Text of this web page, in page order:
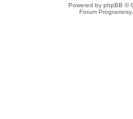
Powered by phpBB ©
Forum